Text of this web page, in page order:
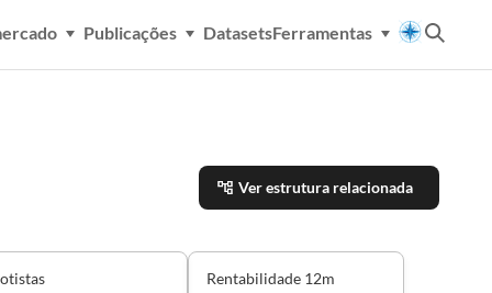
Publicações DatasetsFerramentas
Ver estrutura relacionada
Rentabilidade 12m